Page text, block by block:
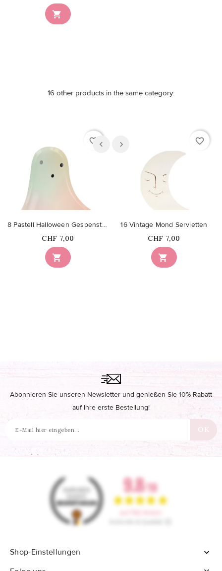

16 other products in the same category:
favorite_border

8 Pastell Halloween Gespenst-Teller
Price
CHF 7,00
favorite_border

16 Vintage Mond Servietten
Price
CHF 7,00
Abonnieren Sie unseren Newsletter und genießen Sie 10% Rabatt
auf Ihre erste Bestellung!
Shop-Einstellungen
